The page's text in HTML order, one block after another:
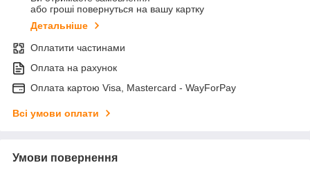
або гроші повернуться на вашу картку
Детальніше
Оплатити частинами
Оплата на рахунок
Оплата картою Visa, Mastercard - WayForPay
Всі умови оплати
Умови повернення